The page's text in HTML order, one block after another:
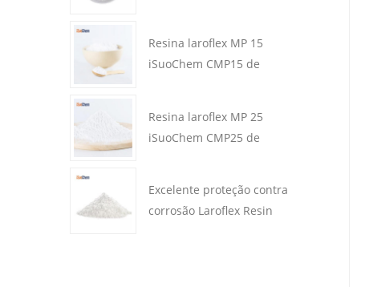
Resina laroflex MP 15
iSuoChem CMP15 de
Resina laroflex MP 25
iSuoChem CMP25 de
Excelente proteção contra
corrosão Laroflex Resin